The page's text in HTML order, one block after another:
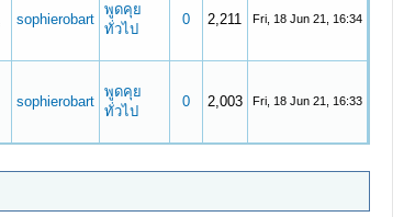
sophierobart
พูดคุย
ทั่วไป
0 2,211 Fri, 18 Jun 21, 16:34
sophierobart
พูดคุย
ทั่วไป
0 2,003 Fri, 18 Jun 21, 16:33